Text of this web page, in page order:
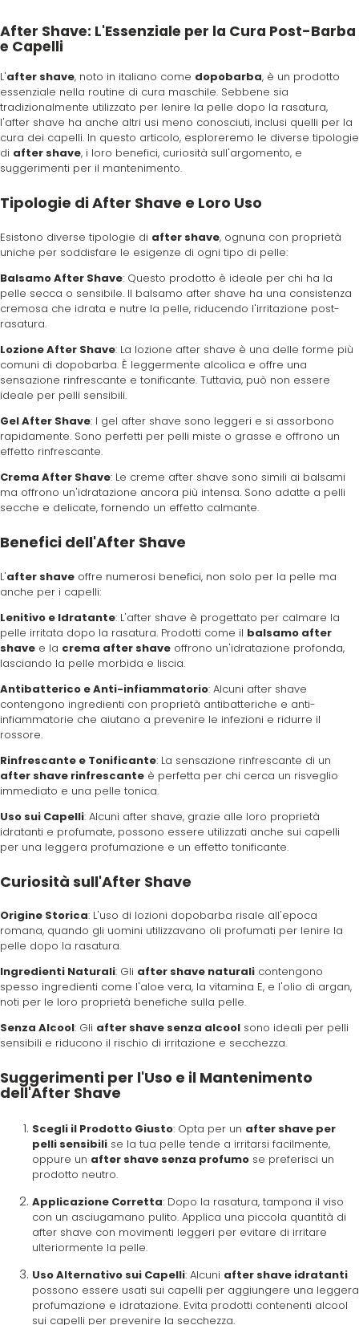
After Shave: L'Essenziale per la Cura Post-Barba
e Capelli
L'after shave, noto in italiano come dopobarba, è un prodotto
essenziale nella routine di cura maschile. Sebbene sia
tradizionalmente utilizzato per lenire la pelle dopo la rasatura,
l'after shave ha anche altri usi meno conosciuti, inclusi quelli per la
cura dei capelli. In questo articolo, esploreremo le diverse tipologie
di after shave, i loro benefici, curiosità sull'argomento, e
suggerimenti per il mantenimento.
Tipologie di After Shave e Loro Uso
Esistono diverse tipologie di after shave, ognuna con proprietà
uniche per soddisfare le esigenze di ogni tipo di pelle:
Balsamo After Shave: Questo prodotto è ideale per chi ha la
pelle secca o sensibile. Il balsamo after shave ha una consistenza
cremosa che idrata e nutre la pelle, riducendo l'irritazione post-
rasatura.
Lozione After Shave: La lozione after shave è una delle forme più
comuni di dopobarba. È leggermente alcolica e offre una
sensazione rinfrescante e tonificante. Tuttavia, può non essere
ideale per pelli sensibili.
Gel After Shave: I gel after shave sono leggeri e si assorbono
rapidamente. Sono perfetti per pelli miste o grasse e offrono un
effetto rinfrescante.
Crema After Shave: Le creme after shave sono simili ai balsami
ma offrono un'idratazione ancora più intensa. Sono adatte a pelli
secche e delicate, fornendo un effetto calmante.
Benefici dell'After Shave
L'after shave offre numerosi benefici, non solo per la pelle ma
anche per i capelli:
Lenitivo e Idratante: L'after shave è progettato per calmare la
pelle irritata dopo la rasatura. Prodotti come il balsamo after
shave e la crema after shave offrono un'idratazione profonda,
lasciando la pelle morbida e liscia.
Antibatterico e Anti-infiammatorio: Alcuni after shave
contengono ingredienti con proprietà antibatteriche e anti-
infiammatorie che aiutano a prevenire le infezioni e ridurre il
rossore.
Rinfrescante e Tonificante: La sensazione rinfrescante di un
after shave rinfrescante è perfetta per chi cerca un risveglio
immediato e una pelle tonica.
Uso sui Capelli: Alcuni after shave, grazie alle loro proprietà
idratanti e profumate, possono essere utilizzati anche sui capelli
per una leggera profumazione e un effetto tonificante.
Curiosità sull'After Shave
Origine Storica: L'uso di lozioni dopobarba risale all'epoca
romana, quando gli uomini utilizzavano oli profumati per lenire la
pelle dopo la rasatura.
Ingredienti Naturali: Gli after shave naturali contengono
spesso ingredienti come l'aloe vera, la vitamina E, e l'olio di argan,
noti per le loro proprietà benefiche sulla pelle.
Senza Alcool: Gli after shave senza alcool sono ideali per pelli
sensibili e riducono il rischio di irritazione e secchezza.
Suggerimenti per l'Uso e il Mantenimento
dell'After Shave
Scegli il Prodotto Giusto: Opta per un after shave per
pelli sensibili se la tua pelle tende a irritarsi facilmente,
oppure un after shave senza profumo se preferisci un
prodotto neutro.
Applicazione Corretta: Dopo la rasatura, tampona il viso
con un asciugamano pulito. Applica una piccola quantità di
after shave con movimenti leggeri per evitare di irritare
ulteriormente la pelle.
Uso Alternativo sui Capelli: Alcuni after shave idratanti
possono essere usati sui capelli per aggiungere una leggera
profumazione e idratazione. Evita prodotti contenenti alcool
sui capelli per prevenire la secchezza.